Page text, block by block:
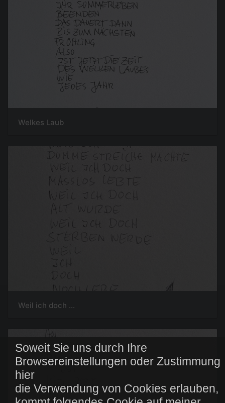
Soweit Sie uns durch Ihre
Browsereinstellungen oder Zustimmung
hier
die Verwendung von Cookies erlauben,
Welkes Laub
Weil ich doch ...